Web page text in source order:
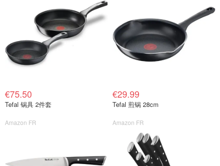
€75.50
Tefal 锅具 2件套
Amazon FR
€29.99
Tefal 煎锅 28cm
Amazon FR